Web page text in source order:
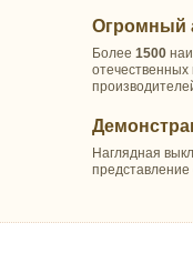
Огромный
Более1500
Наглядная
представление